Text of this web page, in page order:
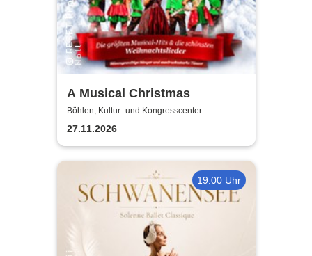
A Musical Christmas
Böhlen, Kultur- und Kongresscenter
27.11.2026
19:00 Uhr